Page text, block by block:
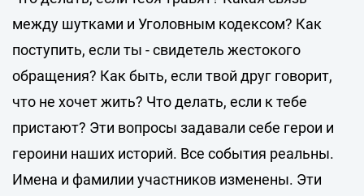
между шутками и Уголовным кодексом? Как
поступить, если ты - свидетель жестокого
обращения? Как быть, если твой друг говорит,
что не хочет жить? Что делать, если к тебе
пристают? Эти вопросы задавали себе герои и
героини наших историй. Все события реальны.
Имена и фамилии участников изменены. Эти